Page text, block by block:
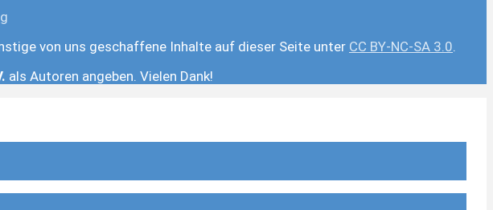
von uns geschaffene Inhalte auf dieser Seite unter CC BY-NC-SA 3.0.
als Autoren angeben. Vielen Dank!